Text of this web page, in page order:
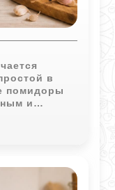
в
помидоры
и